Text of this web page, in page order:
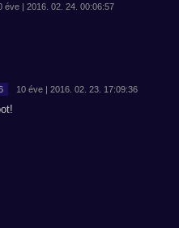
éve | 2016. 02. 24. 00:06:57
10 éve | 2016. 02. 23. 17:09:36